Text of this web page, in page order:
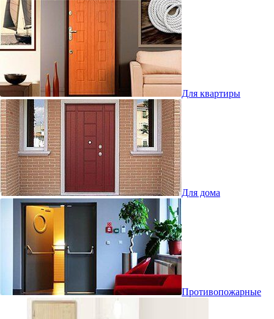
Для квартиры
Для дома
Противопожарные